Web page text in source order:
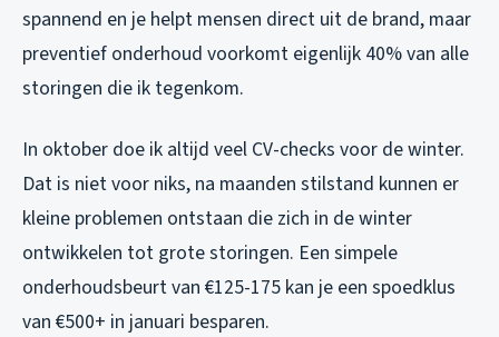
spannend en je helpt mensen direct uit de brand, maar
preventief onderhoud voorkomt eigenlijk 40% van alle
storingen die ik tegenkom.
In oktober doe ik altijd veel CV-checks voor de winter.
Dat is niet voor niks, na maanden stilstand kunnen er
kleine problemen ontstaan die zich in de winter
ontwikkelen tot grote storingen. Een simpele
onderhoudsbeurt van €125-175 kan je een spoedklus
van €500+ in januari besparen.